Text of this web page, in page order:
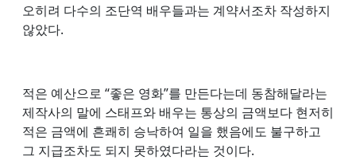
오히려 다수의 조단역 배우들과는 계약서조차 작성하지
않았다.
적은 예산으로 “좋은 영화”를 만든다는데 동참해달라는
제작사의 말에 스태프와 배우는 통상의 금액보다 현저히
적은 금액에 흔쾌히 승낙하여 일을 했음에도 불구하고
그 지급조차도 되지 못하였다라는 것이다.